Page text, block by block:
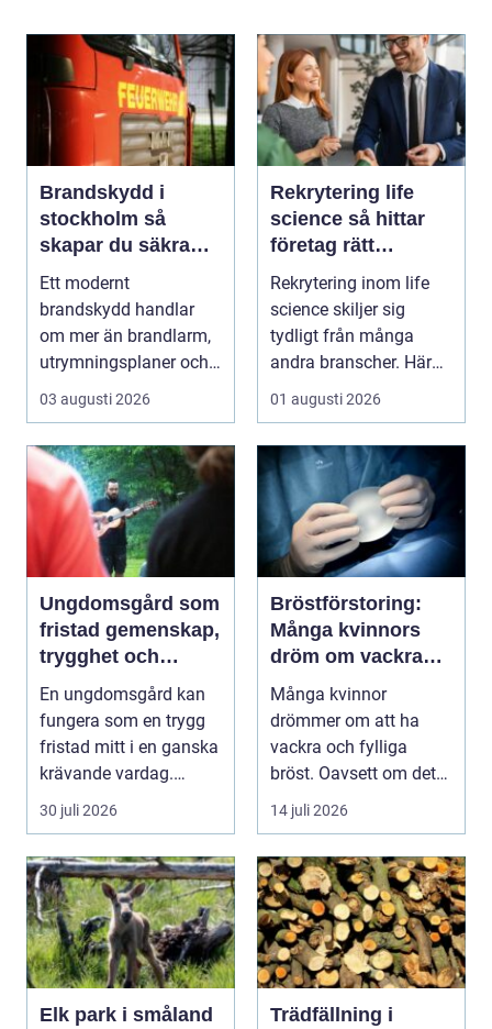
Brandskydd i
stockholm så
skapar du säkra
byggnader på
riktigt
Ett modernt
brandskydd handlar
om mer än brandlarm,
utrymningsplaner och
röda brandsläckare på
03 augusti 2026
Rekrytering life
science så hittar
företag rätt
kompetens när
kraven är som
högst
Rekrytering inom life
science skiljer sig
tydligt från många
andra branscher. Här
påverkar varje bes...
01 augusti 2026
Ungdomsgård som
fristad gemenskap,
trygghet och
växande
En ungdomsgård kan
fungera som en trygg
fristad mitt i en ganska
krävande vardag.
Skola, sociala med...
30 juli 2026
Bröstförstoring:
Många kvinnors
dröm om vackra
bröst
Många kvinnor
drömmer om att ha
vackra och fylliga
bröst. Oavsett om det
är f&o...
14 juli 2026
Elk park i småland
Trädfällning i